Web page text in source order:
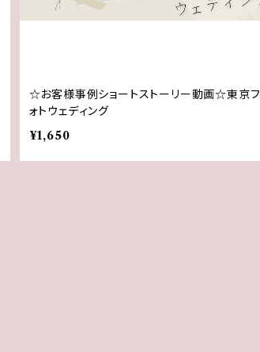
☆お客様事例ショートストーリー動画☆東京フ
ォトウェディング
¥1,650